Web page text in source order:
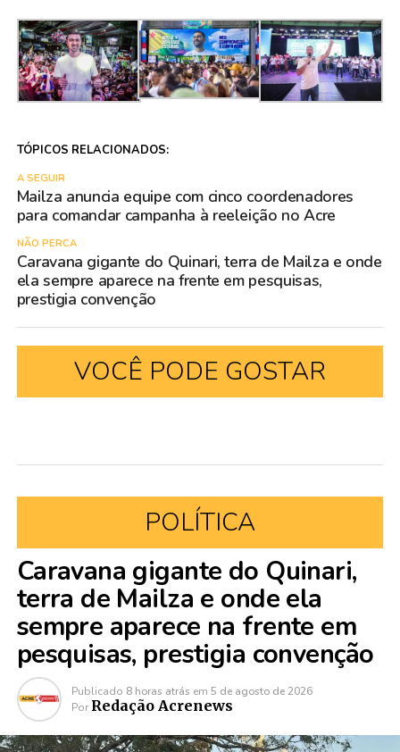
TÓPICOS RELACIONADOS:
A SEGUIR
Mailza anuncia equipe com cinco coordenadores
para comandar campanha à reeleição no Acre
NÃO PERCA
Caravana gigante do Quinari, terra de Mailza e onde
ela sempre aparece na frente em pesquisas,
prestigia convenção
VOCÊ PODE GOSTAR
POLÍTICA
Caravana gigante do Quinari,
terra de Mailza e onde ela
sempre aparece na frente em
pesquisas, prestigia convenção
Publicado 8 horas atrás em 5 de agosto de 2026
Por Redação Acrenews